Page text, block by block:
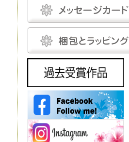
ザーブドフラワーと比較するとなると「切り
魅力は、やはりその生命感です。
元々、寿命が短いということもあり、一生懸
合、1～2週間で寿命を迎えてしまうことは生
スプレイとして使われることもありますが、
高価で、また、当然ながら長期間飾ることはで
造花は、実在するお花をモチーフにして作ら
ブドフラワーが原材料に生花を使うのに対し
などを使いますので、まったく性質が異なりま
インテリアやフラワーアレンジメントにもよ
リティを持つ造花は、値段も高い代わりに驚
ルックスや質感については、やはりほかの花
ん。 もちろん、何も手をかけなくても美しさ
は、この造花の大きなメリットだといえるでし
ドライフラワー